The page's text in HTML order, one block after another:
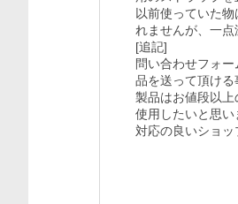
以前使っていた
れませんが、一点
[追記]
問い合わせフォ
品を送って頂ける
製品はお値段以
使用したいと思い
対応の良いショッ